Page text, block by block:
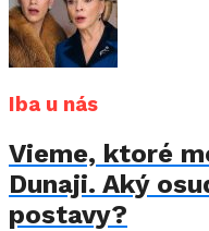
Iba u nás
Vieme, ktoré
Dunaji. Aký
postavy?